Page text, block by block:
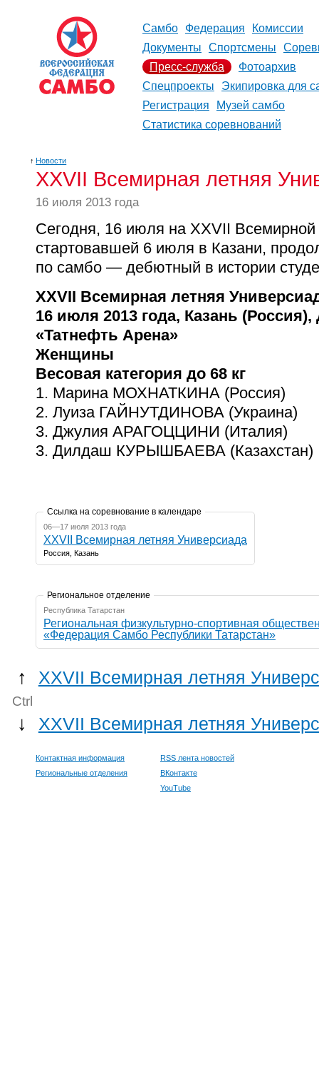
Самбо Федерация
Комиссии
Документы
Спортсмены
Пресс-служба
Фотоархив
Спецпроекты
Экипировка для
Регистрация
Музей самбо
Статистика соревнований
↑ Новости
XXVII Всемирная летняя
16 июля 2013 года
Сегодня, 16 июля на XXVII Всемирной
стартовавшей 6 июля в Казани,
по самбо — дебютный в истории
XXVII Всемирная летняя
16 июля 2013 года, Казань
«Татнефть Арена»
Женщины
Весовая категория до 68 кг
1. Марина МОХНАТКИНА (Россия)
2. Луиза ГАЙНУТДИНОВА (Украина)
3. Джулия АРАГОЦЦИНИ (Италия)
3. Дилдаш КУРЫШБАЕВА (Казахстан)
Ссылка на соревнование в календаре
06—17 июля 2013 года
XXVII Всемирная летняя Универсиада
Россия, Казань
Региональное отделение
Республика Татарстан
Региональная физкультурно-спортивная
«Федерация Самбо Республики Татарстан»
↑ XXVII Всемирная летняя
Ctrl
↓ XXVII Всемирная летняя
Контактная информация
Региональные отделения
RSS лента новостей
ВКонтакте
YouTube